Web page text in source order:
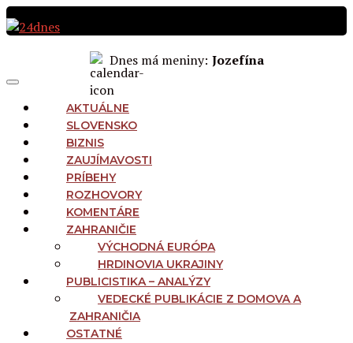
Preskočiť
na
Dnes má meniny: Jozefína
NAVIGATION
Menu
AKTUÁLNE
SLOVENSKO
BIZNIS
ZAUJÍMAVOSTI
PRÍBEHY
ROZHOVORY
KOMENTÁRE
ZAHRANIČIE
VÝCHODNÁ EURÓPA
HRDINOVIA UKRAJINY
PUBLICISTIKA – ANALÝZY
VEDECKÉ PUBLIKÁCIE Z DOMOVA A
ZAHRANIČIA
OSTATNÉ